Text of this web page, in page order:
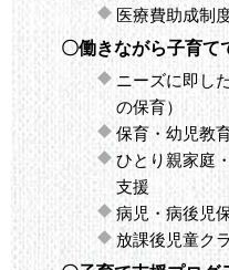
医療費助成制
〇働きながら子育て
ニーズに即し
の保育）
保育・幼児教
ひとり親家庭
支援
病児・病後児
放課後児童ク